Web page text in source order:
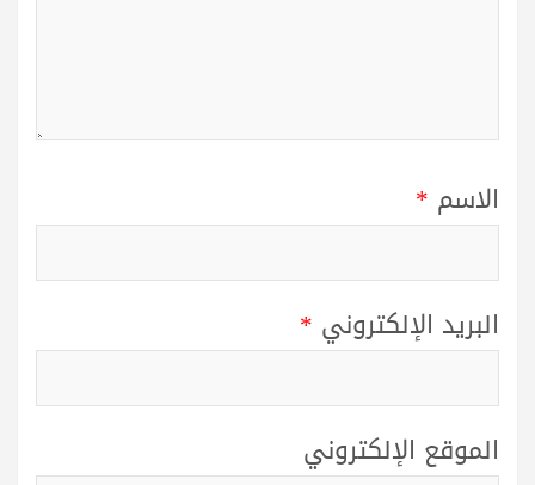
الاسم *
البريد الإلكتروني *
الموقع الإلكتروني